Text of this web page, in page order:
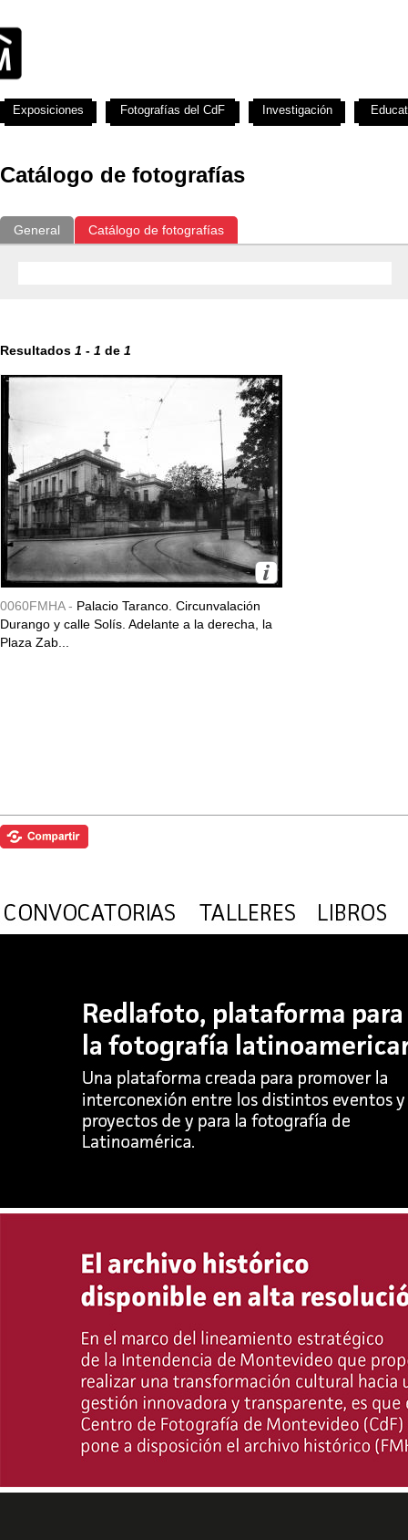
Catálogo de fotografías
General Catálogo de fotografías
Resultados 1 - 1 de 1
0060FMHA - Palacio Taranco. Circunvalación
Durango y calle Solís. Adelante a la derecha, la
Plaza Zab...
Exposiciones Fotografías del CdF Investigación